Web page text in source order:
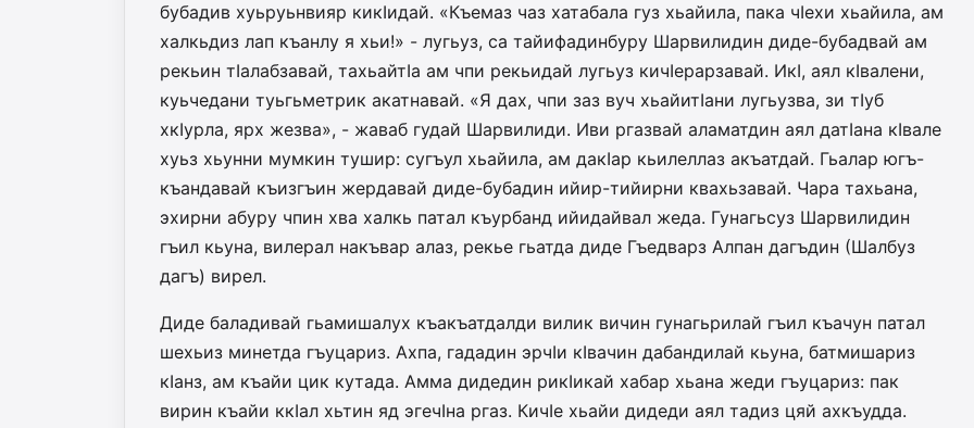
бубадив хуьруьнвияр кикIидай. «Къемаз чаз хатабала гуз хьайила, пака чIехи хьайила, ам
халкьдиз лап къанлу я хьи!» - лугьуз, са тайифадинбуру Шарвилидин диде-бубадвай ам
рекьин тIалабзавай, тахьайтIа ам чпи рекьидай лугьуз кичIерарзавай. ИкI, аял кIвалени,
куьчедани туьгьметрик акатнавай. «Я дах, чпи заз вуч хьайитIани лугьузва, зи тIуб
хкIурла, ярх жезва», - жаваб гудай Шарвилиди. Иви ргазвай аламатдин аял датIана кIвале
хуьз хьунни мумкин тушир: сугъул хьайила, ам дакIар кьилеллаз акъатдай. Гьалар югъ-
къандавай къизгъин жердавай диде-бубадин ийир-тийирни квахьзавай. Чара тахьана,
эхирни абуру чпин хва халкь патал къурбанд ийидайвал жеда. Гунагьсуз Шарвилидин
гъил кьуна, вилерал накъвар алаз, рекье гьатда диде Гъедварз Алпан дагъдин (Шалбуз
дагъ) вирел.
Диде баладивай гьамишалух къакъатдалди вилик вичин гунагьрилай гъил къачун патал
шехьиз минетда гъуцариз. Ахпа, гададин эрчIи кIвачин дабандилай кьуна, батмишариз
кIанз, ам къайи цик кутада. Амма дидедин рикIикай хабар хьана жеди гъуцариз: пак
вирин къайи ккIал хьтин яд эгечIна ргаз. КичIе хьайи дидеди аял тадиз цяй ахкъудда.